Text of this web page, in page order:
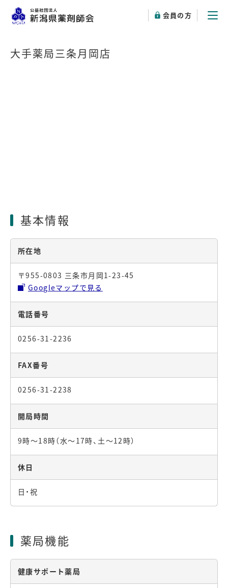
会員の方
大手薬局三条月岡店
基本情報
所在地
〒955-0803 三条市月岡1-23-45
Googleマップで見る
電話番号
0256-31-2236
FAX番号
0256-31-2238
開局時間
9時～18時（水～17時、土～12時）
休日
日・祝
薬局機能
健康サポート薬局